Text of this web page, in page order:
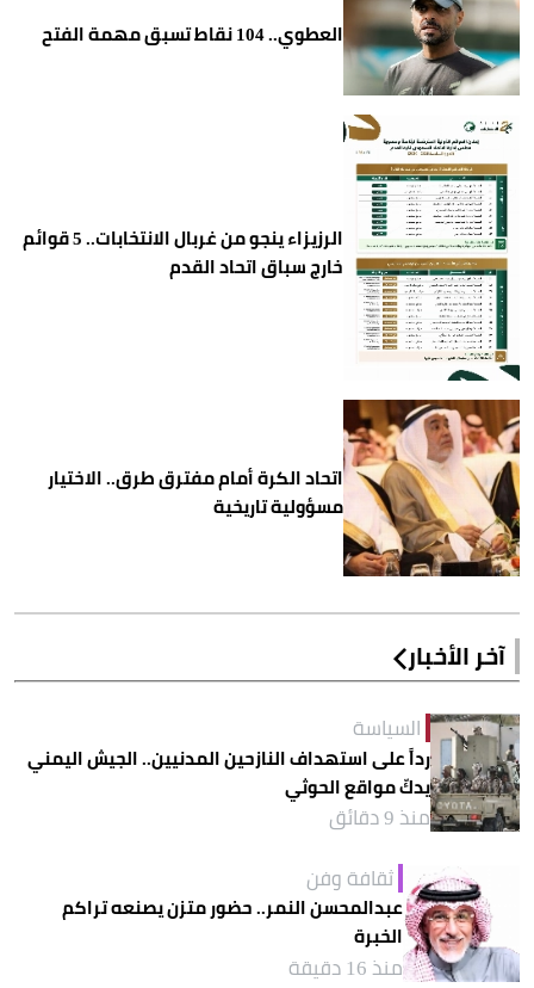
العطوي.. 104 نقاط تسبق مهمة الفتح
الرزيزاء ينجو من غربال الانتخابات.. 5 قوائم
خارج سباق اتحاد القدم
اتحاد الكرة أمام مفترق طرق.. الاختيار
مسؤولية تاريخية
آخر الأخبار
السياسة
رداً على استهداف النازحين المدنيين.. الجيش اليمني
يدكّ مواقع الحوثي
منذ 9 دقائق
ثقافة وفن
عبدالمحسن النمر.. حضور متزن يصنعه تراكم
الخبرة
منذ 16 دقيقة